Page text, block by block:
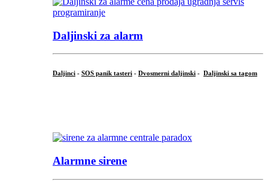
Daljinski za alarm
Daljinci - SOS panik tasteri - Dvosmerni daljinski - Daljinski sa tagom
Alarmne sirene